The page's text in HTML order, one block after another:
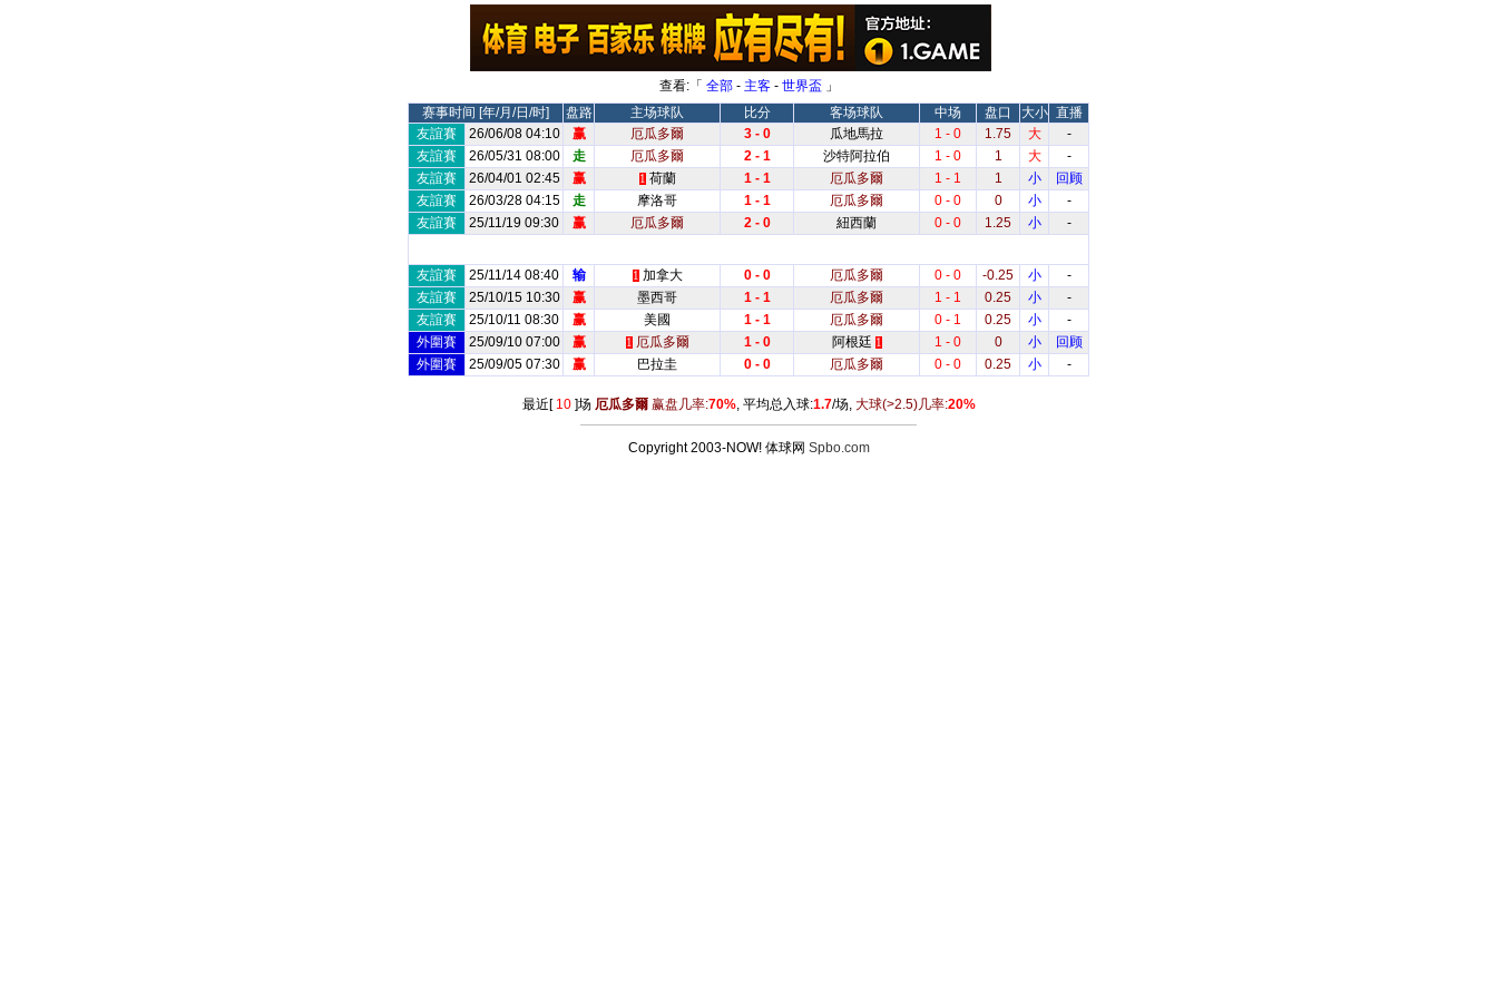
查看:「 全部- 主客- 世界盃 」
赛事时间 [年/月/日/时]
盘路 主场球队 比分 客场球队 中场 盘口 大小 直播
友誼賽
26/06/08 04:10 赢 厄瓜多爾 3 - 0 瓜地馬拉 1 - 0 1.75 大
-
友誼賽
26/05/31 08:00 走 厄瓜多爾 2 - 1 沙特阿拉伯 1 - 0 1 大
-
友誼賽
26/04/01 02:45 赢 1 荷蘭 1 - 1 厄瓜多爾 1 - 1 1 小
回顾
友誼賽
26/03/28 04:15 走 摩洛哥 1 - 1 厄瓜多爾 0 - 0 0 小
-
友誼賽
25/11/19 09:30 赢 厄瓜多爾 2 - 0 紐西蘭 0 - 0 1.25 小 -
友誼賽 25/11/14 08:40 输 1 加拿大 0 - 0 厄瓜多爾 0 - 0 -0.25 小
-
友誼賽
25/10/15 10:30 赢 墨西哥 1 - 1 厄瓜多爾 1 - 1 0.25 小
-
友誼賽
25/10/11 08:30 赢 美國 1 - 1 厄瓜多爾 0 - 1 0.25 小
-
外圍賽
25/09/10 07:00 赢 1 厄瓜多爾 1 - 0 阿根廷 1 1 - 0 0 小
回顾
外圍賽
25/09/05 07:30 赢 巴拉圭 0 - 0 厄瓜多爾 0 - 0 0.25 小 -
最近[ 10]场 厄瓜多爾赢盘几率:70%, 平均总入球:1.7/场, 大球(>2.5)几率:20%
Copyright 2003-NOW! 体球网 Spbo.com